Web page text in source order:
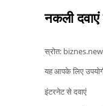
नकली
स्रोत:
यह आपके लिए
इंटरनेट से दवाएं